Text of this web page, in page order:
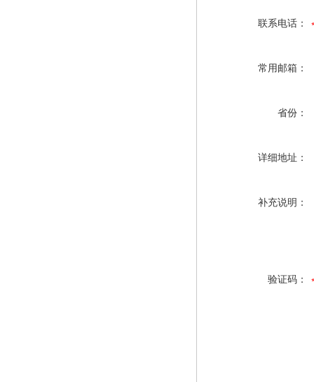
联系电话：
常用邮箱：
省份：
详细地址：
补充说明：
验证码：